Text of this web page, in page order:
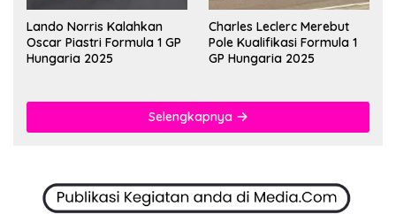
Lando Norris Kalahkan
Oscar Piastri Formula 1 GP
Hungaria 2025
Charles Leclerc Merebut
Pole Kualifikasi Formula 1
GP Hungaria 2025
Selengkapnya